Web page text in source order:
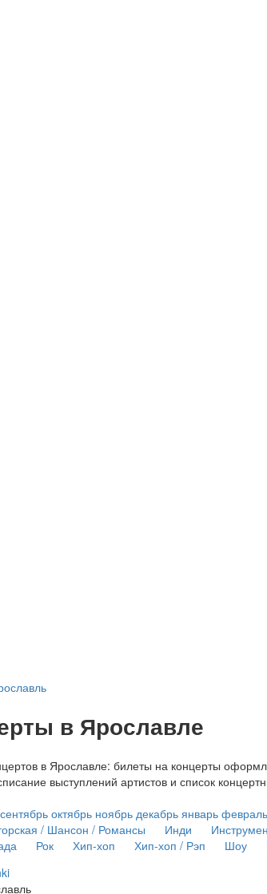
в Ярославле
в Ярославле: билеты на концерты
выступлений артистов и список
сентябрь октябрь ноябрь декабрь январь февраль
/ Шансон / Романсы Инди
Рок Хип-хоп Хип-хоп / Рэп Шоу